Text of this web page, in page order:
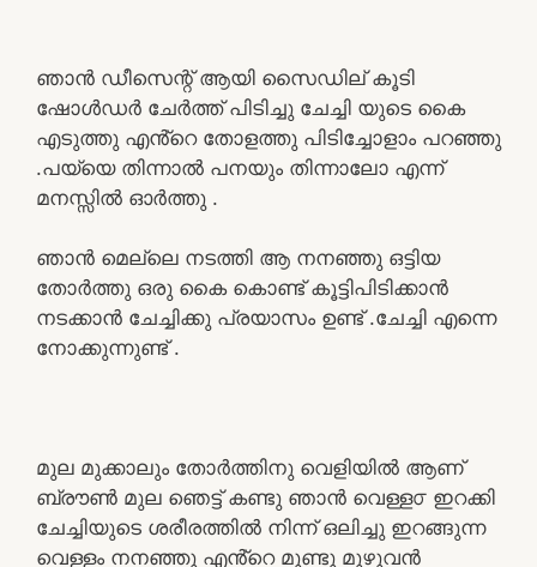
ഞാൻ ഡീസെന്റ്‌ ആയി സൈഡില് കൂടി
ഷോൾഡർ ചേർത്ത് പിടിച്ചു ചേച്ചി യുടെ കൈ
എടുത്തു എൻ്റെ തോളത്തു പിടിച്ചോളാം പറഞ്ഞു
.പയ്യെ തിന്നാൽ പനയും തിന്നാലോ എന്ന്
മനസ്സിൽ ഓർത്തു .
ഞാൻ മെല്ലെ നടത്തി ആ നനഞ്ഞു ഒട്ടിയ
തോർത്തു ഒരു കൈ കൊണ്ട് കൂട്ടിപിടിക്കാൻ
നടക്കാൻ ചേച്ചിക്കു പ്രയാസം ഉണ്ട് .ചേച്ചി എന്നെ
നോക്കുന്നുണ്ട് .
മുല മുക്കാലും തോർത്തിനു വെളിയിൽ ആണ്
ബ്രൗൺ മുല ഞെട്ട് കണ്ടു ഞാൻ വെള്ള൦ ഇറക്കി
ചേച്ചിയുടെ ശരീരത്തിൽ നിന്ന് ഒലിച്ചു ഇറങ്ങുന്ന
വെള്ളം നനഞ്ഞു എൻ്റെ മുണ്ടു മുഴുവൻ